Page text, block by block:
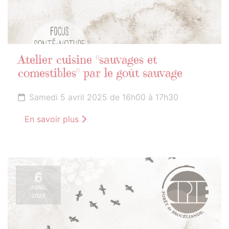
Atelier cuisine "sauvages et
comestibles" par le goût sauvage
Samedi 5 avril 2025 de 16h00 à 17h30
En savoir plus
6
AVRIL
2025